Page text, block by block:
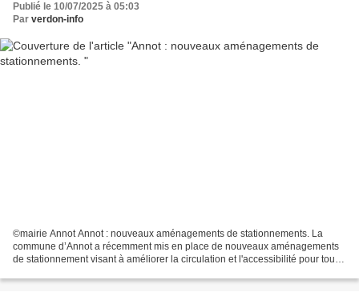
Publié le 10/07/2025 à 05:03
Par verdon-info
©mairie Annot Annot : nouveaux aménagements de stationnements. La
commune d’Annot a récemment mis en place de nouveaux aménagements
de stationnement visant à améliorer la circulation et l'accessibilité pour tous